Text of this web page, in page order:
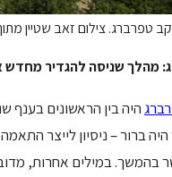
טפרברג. צילום זאב שטיין
מהלך שניסה להגדיר מחדש
ברור – ניסיון לייצר
בהמשך. במילים אחרות,